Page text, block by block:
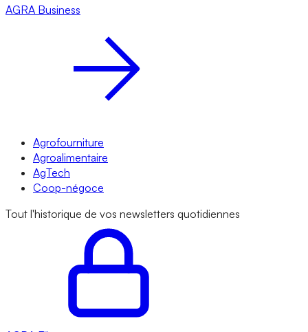
AGRA Business
Agrofourniture
Agroalimentaire
AgTech
Coop-négoce
Tout l'historique de vos newsletters quotidiennes